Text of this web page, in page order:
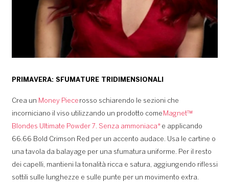
PRIMAVERA: SFUMATURE TRIDIMENSIONALI
Crea un Money Piece rosso schiarendo le sezioni che
incorniciano il viso utilizzando un prodotto come Magnet™
Blondes Ultimate Powder 7. Senza ammoniaca* e applicando
66.66 Bold Crimson Red per un accento audace. Usa le cartine o
una tavola da balayage per una sfumatura uniforme. Per il resto
dei capelli, mantieni la tonalità ricca e satura, aggiungendo riflessi
sottili sulle lunghezze e sulle punte per un movimento extra.